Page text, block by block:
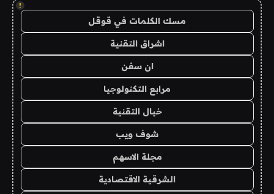
!
مسك الكلمات في قوقل
اشراق التقنية
ان سفن
مرابع التكنولوجيا
خيال التقنية
شوف ويب
مجلة الاسهم
الشرقية الاقتصادية